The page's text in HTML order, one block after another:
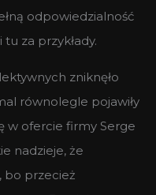
odpowiedzialność
za przykłady.
zniknęło
równolegle pojawiły
w ofercie firmy Serge
nadzieje, że
bo przecież